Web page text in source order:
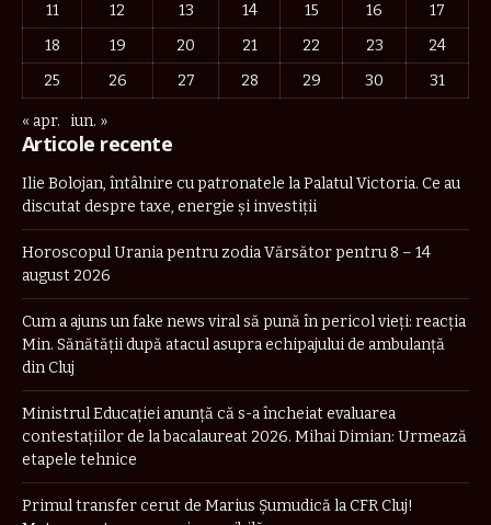
11
12 13 14 15 16
17
18
19 20 21 22 23
24
25
26 27 28 29 30 31
« apr. iun. »
Articole recente
Ilie Bolojan, întâlnire cu patronatele la Palatul Victoria. Ce au
discutat despre taxe, energie și investiții
Horoscopul Urania pentru zodia Vărsător pentru 8 – 14
august 2026
Cum a ajuns un fake news viral să pună în pericol vieți: reacția
Min. Sănătății după atacul asupra echipajului de ambulanță
din Cluj
Ministrul Educației anunță că s-a încheiat evaluarea
contestațiilor de la bacalaureat 2026. Mihai Dimian: Urmează
etapele tehnice
Primul transfer cerut de Marius Șumudică la CFR Cluj!